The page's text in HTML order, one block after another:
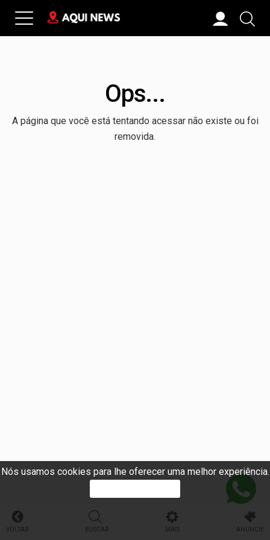
Nós usamos cookies para lhe oferecer uma melhor experiência.
Ops...
A página que você está tentando acessar não existe ou foi
removida.
VOLTAR BUSCAR MAIS ANUNCIE